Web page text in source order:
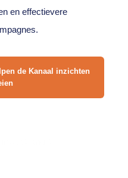
en effectievere
de Kanaal inzichten